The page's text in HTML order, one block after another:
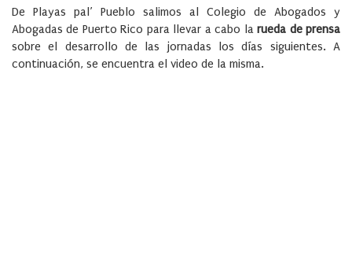
De Playas pal’ Pueblo salimos al Colegio de Abogados y
Abogadas de Puerto Rico para llevar a cabo larueda de prensa
sobre el desarrollo de las jornadas los días siguientes. A
continuación, se encuentra el video de la misma.